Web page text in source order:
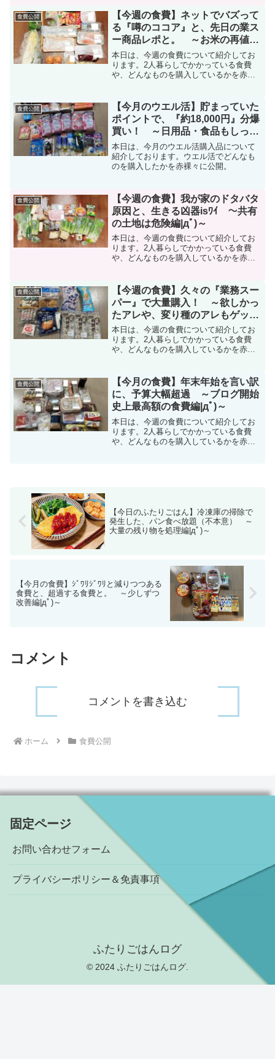
食費公開
【今週の食費】ネットでバズって
る『噂のココア』と、先日の業ス
ー商品レポと。 ～お米の再値上
がりに戦々恐々編|дﾟ)～
本日は、今週の食費について紹介してお
ります。2人暮らしでかかっている食費
や、どんなものを購入しているかを赤
食費公開
【今月のウエル活】貯まっていた
ポイントで、『約18,000円』分爆
買い！ ～日用品・食品もしっか
り購入|дﾟ)～
本日は、今月のウエル活購入品について
紹介しております。ウエル活でどんなも
のを購入したかを赤裸々に公開。
食費公開
【今週の食費】我が家のドタバタ
原因と、生きる凶器isﾜｲ ～共有
の土地は危険編|дﾟ)～
本日は、今週の食費について紹介してお
ります。2人暮らしでかかっている食費
や、どんなものを購入しているかを赤
食費公開
【今週の食費】久々の『業務スー
パー』で大量購入！ ～欲しかっ
たアレや、変り種のアレもゲット
編|дﾟ)～
本日は、今週の食費について紹介してお
ります。2人暮らしでかかっている食費
や、どんなものを購入しているかを赤
食費公開
【今月の食費】年末年始を言い訳
に、予算大幅超過 ～ブログ開始
史上最高額の食費編|дﾟ)～
本日は、今週の食費について紹介してお
ります。2人暮らしでかかっている食費
や、どんなものを購入しているかを赤
【今日のふたりごはん】冷凍庫の掃除で
発生した、パン食べ放題（不本意） ～
大量の残り物を処理編|дﾟ)～
【今月の食費】ｼﾞﾜﾘｼﾞﾜﾘと減りつつある
食費と、超過する食費と。 ～少しずつ
改善編|дﾟ)～
コメント
コメントを書き込む
ホーム 食費公開
固定ページ
お問い合わせフォーム
プライバシーポリシー＆免責事項
ふたりごはんログ
© 2024 ふたりごはんログ.